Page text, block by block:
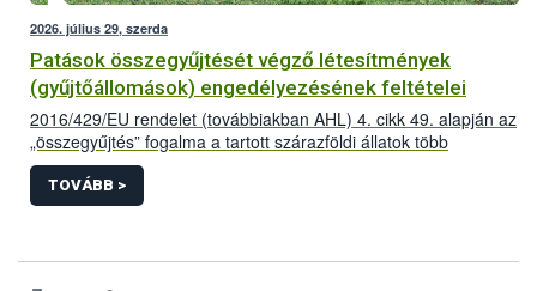
2026. július 29, szerda
Patások összegyűjtését végző létesítmények
(gyűjtőállomások) engedélyezésének feltételei
2016/429/EU rendelet (továbbiakban AHL) 4. cikk 49. alapján az
„összegyűjtés” fogalma a tartott szárazföldi állatok több
létesítményből történő összegyűjtése az adott állatfajra
vonatkozóan előírt minimum tartózkodási időnél rövidebb
időszakra vonatkozik,
TOVÁBB >